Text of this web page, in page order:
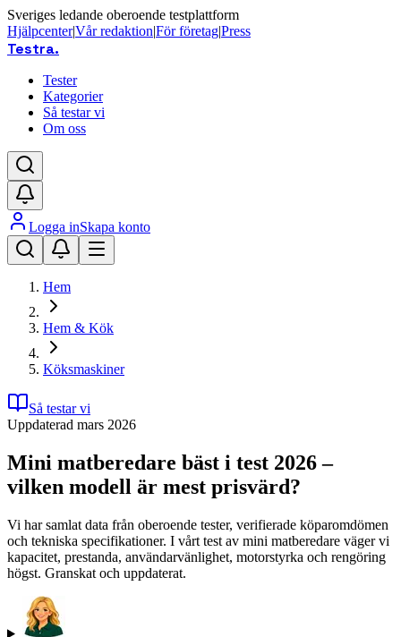
Sveriges ledande oberoende testplattform
Hjälpcenter|Vår redaktion|För företag|Press
Testra.
Tester
Kategorier
Så testar vi
Om oss
Logga inSkapa konto
Hem
Hem & Kök
Köksmaskiner
Så testar vi
Uppdaterad mars 2026
Mini matberedare bäst i test 2026 –
vilken modell är mest prisvärd?
Vi har samlat data från oberoende tester, verifierade köparomdömen
och tekniska specifikationer. I vårt test av mini matberedare väger vi
kapacitet, prestanda, användarvänlighet, motorstyrka och rengöring
högst. Granskat och uppdaterat.